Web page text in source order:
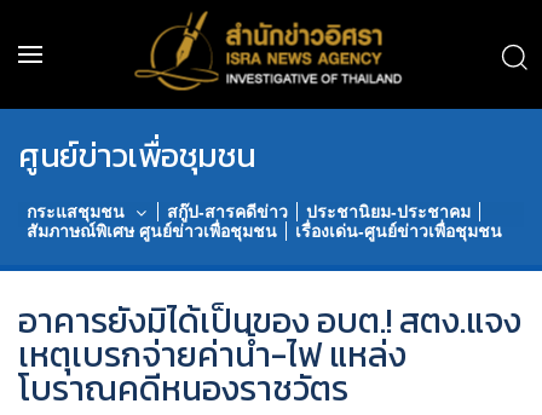
ศูนย์ข่าวเพื่อชุมชน
กระแสชุมชน สกู๊ป-สารคดีข่าว
ประชานิยม-ประชาคม
สัมภาษณ์พิเศษ ศูนย์ข่าวเพื่อชุมชน
เรื่องเด่น-ศูนย์ข่าวเพื่อชุมชน
อาคารยังมิได้เป็นของ อบต.! สตง.แจง
เหตุเบรกจ่ายค่าน้ำ-ไฟ แหล่ง
โบราณคดีหนองราชวัตร